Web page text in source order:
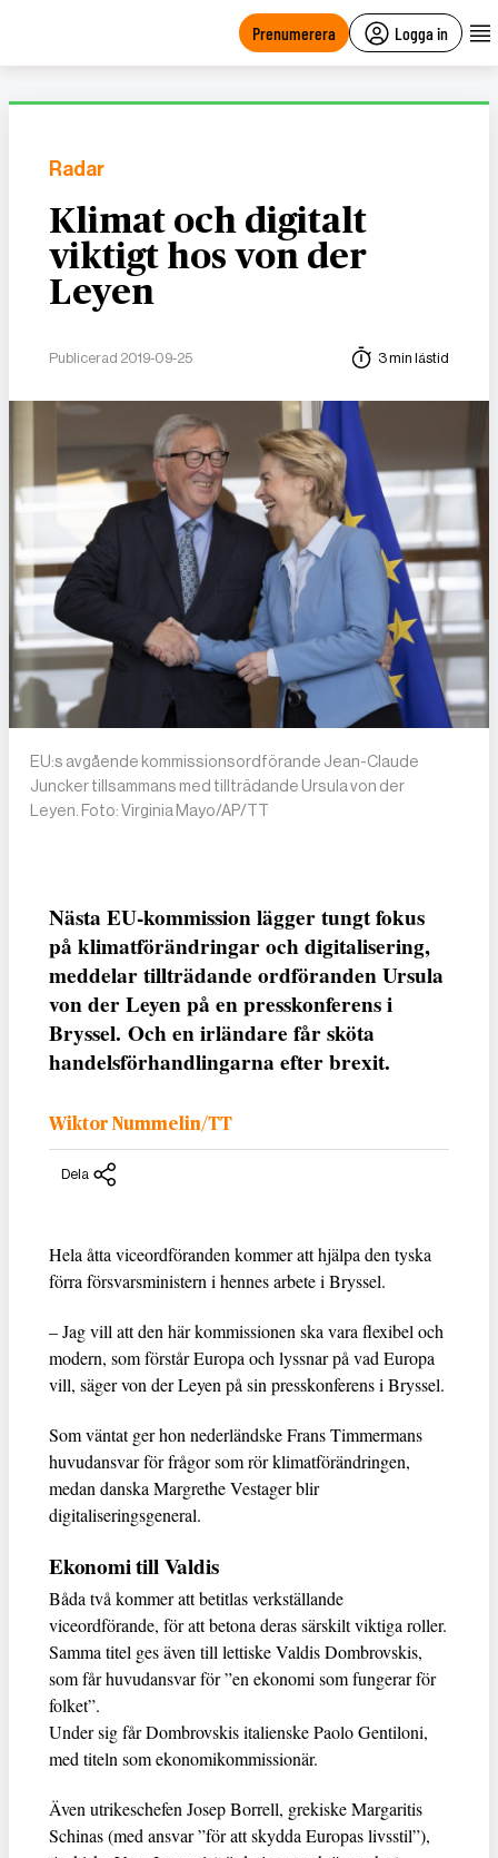
Prenumerera Logga in
Radar
Klimat och digitalt
viktigt hos von der
Leyen
Publicerad 2019-09-25 3 min lästid
EU:s avgående kommissionsordförande Jean-Claude
Juncker tillsammans med tillträdande Ursula von der
Leyen. Foto: Virginia Mayo/AP/TT
Nästa EU-kommission lägger tungt fokus
på klimatförändringar och digitalisering,
meddelar tillträdande ordföranden Ursula
von der Leyen på en presskonferens i
Bryssel. Och en irländare får sköta
handelsförhandlingarna efter brexit.
Wiktor Nummelin/TT
Dela
Hela åtta viceordföranden kommer att hjälpa den tyska
förra försvarsministern i hennes arbete i Bryssel.
– Jag vill att den här kommissionen ska vara flexibel och
modern, som förstår Europa och lyssnar på vad Europa
vill, säger von der Leyen på sin presskonferens i Bryssel.
Som väntat ger hon nederländske Frans Timmermans
huvudansvar för frågor som rör klimatförändringen,
medan danska Margrethe Vestager blir
digitaliseringsgeneral.
Ekonomi till Valdis
Båda två kommer att betitlas verkställande
viceordförande, för att betona deras särskilt viktiga roller.
Samma titel ges även till lettiske Valdis Dombrovskis,
som får huvudansvar för ”en ekonomi som fungerar för
folket”.
Under sig får Dombrovskis italienske Paolo Gentiloni,
med titeln som ekonomikommissionär.
Även utrikeschefen Josep Borrell, grekiske Margaritis
Schinas (med ansvar ”för att skydda Europas livsstil”),